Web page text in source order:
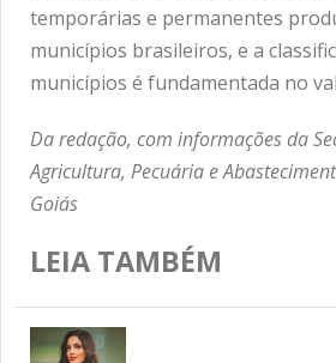
temporárias e permanentes
municípios brasileiros, e a
municípios é fundamentada no
Da redação, com informações da
Agricultura, Pecuária e
Goiás
LEIA TAMBÉM